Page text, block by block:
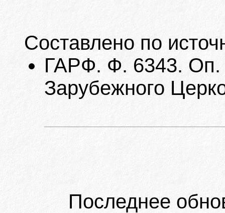
Составлено по
ГАРФ. Ф. 6343. Оп.
Зарубежного
Последнее